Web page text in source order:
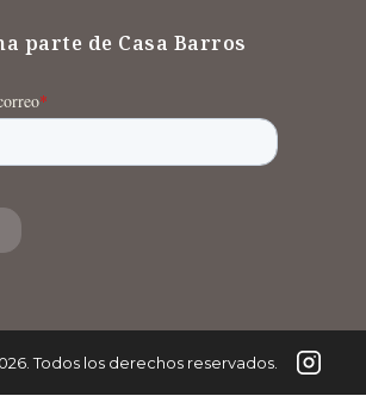
parte de Casa Barros
. Todos los derechos reservados.